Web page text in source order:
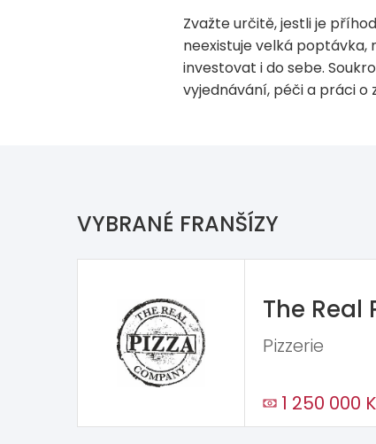
Zvažte určitě, jestli je
neexistuje velká poptávka,
investovat i do sebe.
vyjednávání, péči a práci o
VYBRANÉ FRANŠÍZY
The Real
Pizzerie
1 250 000